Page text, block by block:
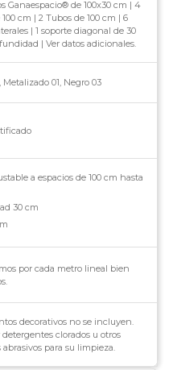
Ganaespacio® de 100x30 cm | 4
cm | 2 Tubos de 100 cm | 6
| 1 soporte diagonal de 30
| Ver datos adicionales.
Metalizado 01, Negro 03
a espacios de 100 cm hasta
30 cm
por cada metro lineal bien
decorativos no se incluyen.
clorados u otros
para su limpieza.